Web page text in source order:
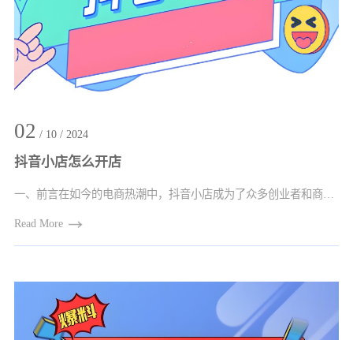
02 / 10 / 2024
抖音小店怎么开店
一、前言在如今的电商热潮中，抖音小店成为了众多创业者和商家的新宠。它依托抖音庞大···
Read More